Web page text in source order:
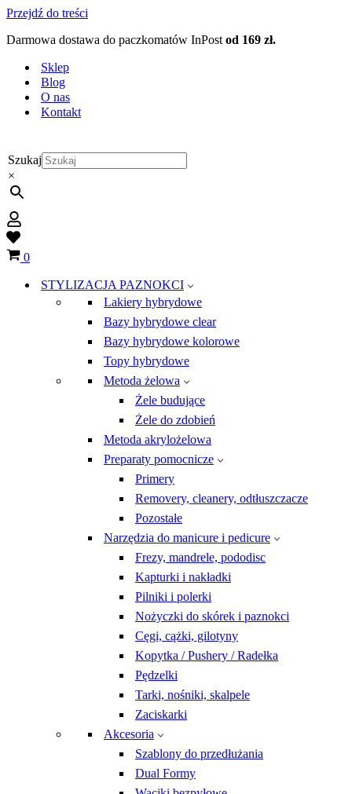
Przejdź do treści
Darmowa dostawa do paczkomatów InPost od 169 zł.
Sklep
Blog
O nas
Kontakt
Szukaj
×
Wish
listKoszyk
0
STYLIZACJA PAZNOKCI
Lakiery hybrydowe
Bazy hybrydowe clear
Bazy hybrydowe kolorowe
Topy hybrydowe
Metoda żelowa
Żele budujące
Żele do zdobień
Metoda akrylożelowa
Preparaty pomocnicze
Primery
Removery, cleanery, odtłuszczacze
Pozostałe
Narzędzia do manicure i pedicure
Frezy, mandrele, pododisc
Kapturki i nakładki
Pilniki i polerki
Nożyczki do skórek i paznokci
Cęgi, cążki, gilotyny
Kopytka / Pushery / Radełka
Pędzelki
Tarki, nośniki, skalpele
Zaciskarki
Akcesoria
Szablony do przedłużania
Dual Formy